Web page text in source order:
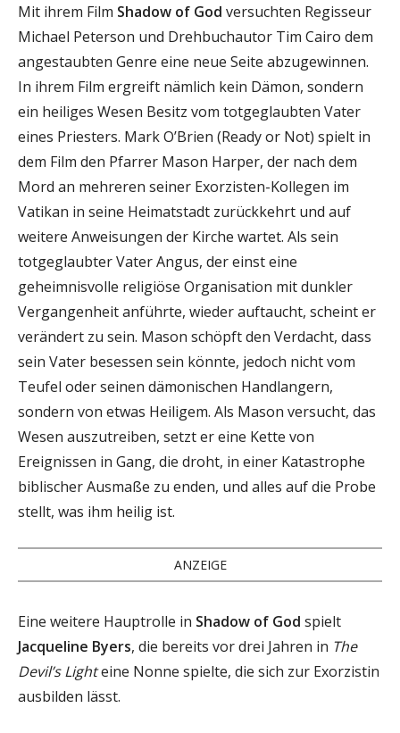
Mit ihrem Film Shadow of God versuchten Regisseur
Michael Peterson und Drehbuchautor Tim Cairo dem
angestaubten Genre eine neue Seite abzugewinnen.
In ihrem Film ergreift nämlich kein Dämon, sondern
ein heiliges Wesen Besitz vom totgeglaubten Vater
eines Priesters. Mark O’Brien (Ready or Not) spielt in
dem Film den Pfarrer Mason Harper, der nach dem
Mord an mehreren seiner Exorzisten-Kollegen im
Vatikan in seine Heimatstadt zurückkehrt und auf
weitere Anweisungen der Kirche wartet. Als sein
totgeglaubter Vater Angus, der einst eine
geheimnisvolle religiöse Organisation mit dunkler
Vergangenheit anführte, wieder auftaucht, scheint er
verändert zu sein. Mason schöpft den Verdacht, dass
sein Vater besessen sein könnte, jedoch nicht vom
Teufel oder seinen dämonischen Handlangern,
sondern von etwas Heiligem. Als Mason versucht, das
Wesen auszutreiben, setzt er eine Kette von
Ereignissen in Gang, die droht, in einer Katastrophe
biblischer Ausmaße zu enden, und alles auf die Probe
stellt, was ihm heilig ist.
ANZEIGE
Eine weitere Hauptrolle in Shadow of God spielt
Jacqueline Byers, die bereits vor drei Jahren in The
Devil’s Lighteine Nonne spielte, die sich zur Exorzistin
ausbilden lässt.